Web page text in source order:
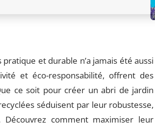
et durable n’a jamais été aussi
et éco-responsabilité, offrent des
ce soit pour créer un abri de jardin
séduisent par leur robustesse,
comment maximiser leur